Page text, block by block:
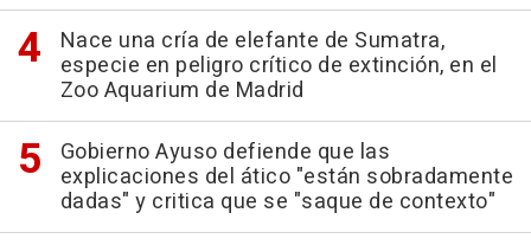
Nace una cría de elefante de Sumatra,
especie en peligro crítico de extinción, en el
Zoo Aquarium de Madrid
Gobierno Ayuso defiende que las
explicaciones del ático "están sobradamente
dadas" y critica que se "saque de contexto"